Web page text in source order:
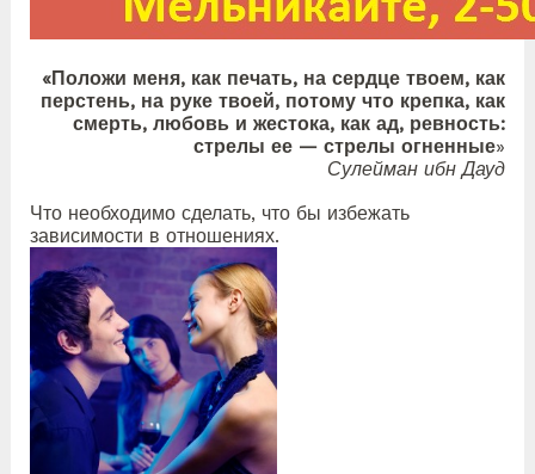
«Положи меня, как печать, на сердце твоем, как
перстень, на руке твоей, потому что крепка, как
смерть, любовь и жестока, как ад, ревность:
стрелы ее — стрелы огненные»
Сулейман ибн Дауд
Что необходимо сделать, что бы избежать
зависимости в отношениях.